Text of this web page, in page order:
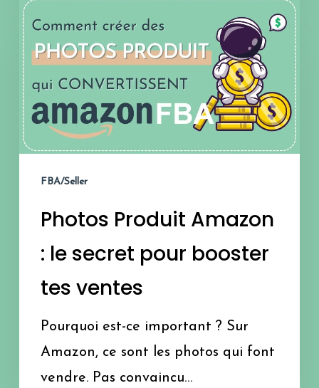
Photos
Produit
Amazon
le
secret
booster
FBA/Seller
Photos Produit Amazon
: le secret pour booster
tes ventes
Pourquoi est-ce important ? Sur
Amazon, ce sont les photos qui font
vendre. Pas convaincu…